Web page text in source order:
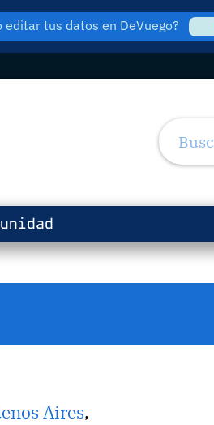
editar tus datos en DeVuego?
Aires,